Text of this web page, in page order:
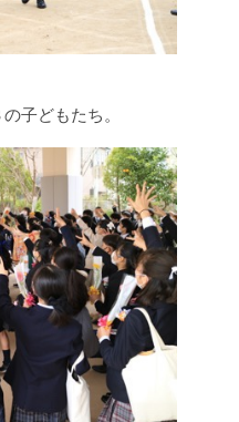
子どもたち。